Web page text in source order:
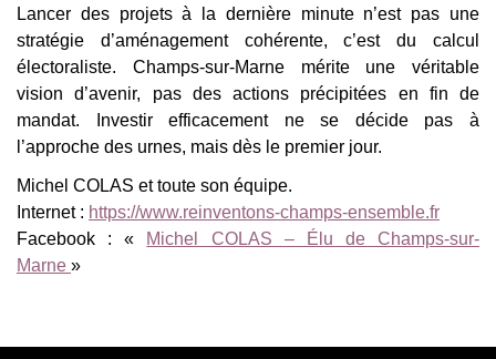
Lancer des projets à la dernière minute n’est pas une
stratégie d’aménagement cohérente, c’est du calcul
électoraliste. Champs-sur-Marne mérite une véritable
vision d’avenir, pas des actions précipitées en fin de
mandat. Investir efficacement ne se décide pas à
l’approche des urnes, mais dès le premier jour.
Michel COLAS et toute son équipe.
Internet : https://www.reinventons-champs-ensemble.fr
Facebook : « Michel COLAS – Élu de Champs-sur-
Marne »